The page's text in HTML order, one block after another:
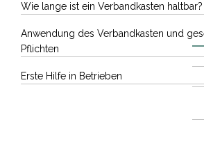
Wie lange ist ein Verbandkasten haltbar?
Anwendung des Verbandkasten und
Pflichten
Erste Hilfe in Betrieben